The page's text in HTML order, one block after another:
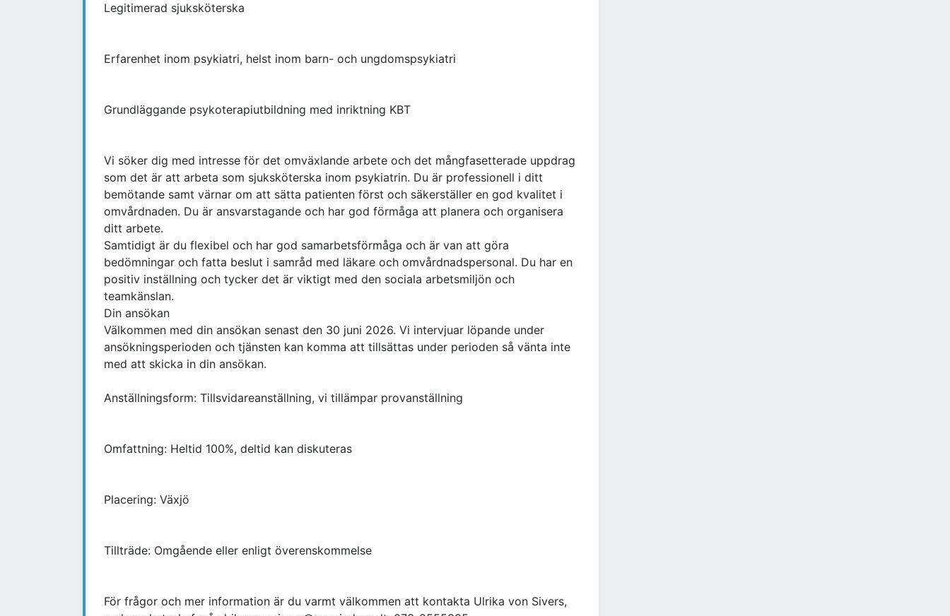
Legitimerad sjuksköterska
Erfarenhet inom psykiatri, helst inom barn- och ungdomspsykiatri
Grundläggande psykoterapiutbildning med inriktning KBT
Vi söker dig med intresse för det omväxlande arbete och det mångfasetterade uppdrag
som det är att arbeta som sjuksköterska inom psykiatrin. Du är professionell i ditt
bemötande samt värnar om att sätta patienten först och säkerställer en god kvalitet i
omvårdnaden. Du är ansvarstagande och har god förmåga att planera och organisera
ditt arbete.
Samtidigt är du flexibel och har god samarbetsförmåga och är van att göra
bedömningar och fatta beslut i samråd med läkare och omvårdnadspersonal. Du har en
positiv inställning och tycker det är viktigt med den sociala arbetsmiljön och
teamkänslan.
Din ansökan
Välkommen med din ansökan senast den 30 juni 2026. Vi intervjuar löpande under
ansökningsperioden och tjänsten kan komma att tillsättas under perioden så vänta inte
med att skicka in din ansökan.
Anställningsform: Tillsvidareanställning, vi tillämpar provanställning
Omfattning: Heltid 100%, deltid kan diskuteras
Placering: Växjö
Tillträde: Omgående eller enligt överenskommelse
För frågor och mer information är du varmt välkommen att kontakta Ulrika von Sivers,